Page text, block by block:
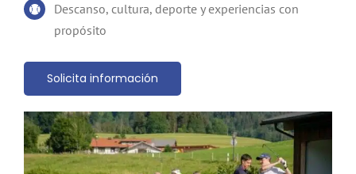
Descanso, cultura, deporte y experiencias con
propósito
Solicita información